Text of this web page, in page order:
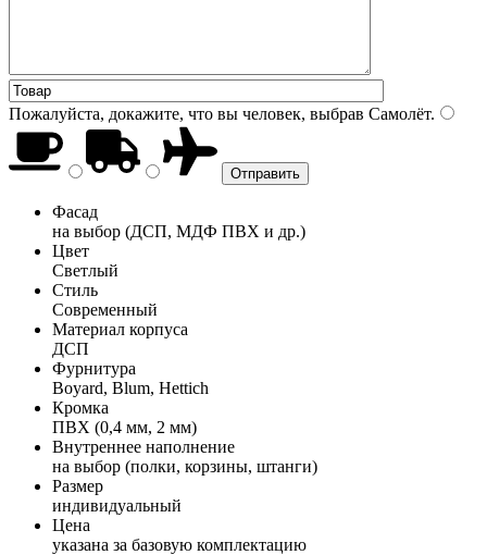
Пожалуйста, докажите, что вы человек, выбрав Самолёт.
Фасад
на выбор (ДСП, МДФ ПВХ и др.)
Цвет
Светлый
Стиль
Современный
Материал корпуса
ДСП
Фурнитура
Boyard, Blum, Hettich
Кромка
ПВХ (0,4 мм, 2 мм)
Внутреннее наполнение
на выбор (полки, корзины, штанги)
Размер
индивидуальный
Цена
указана за базовую комплектацию